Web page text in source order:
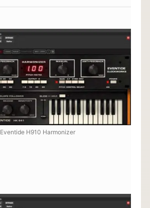
Eventide H910 Harmonizer